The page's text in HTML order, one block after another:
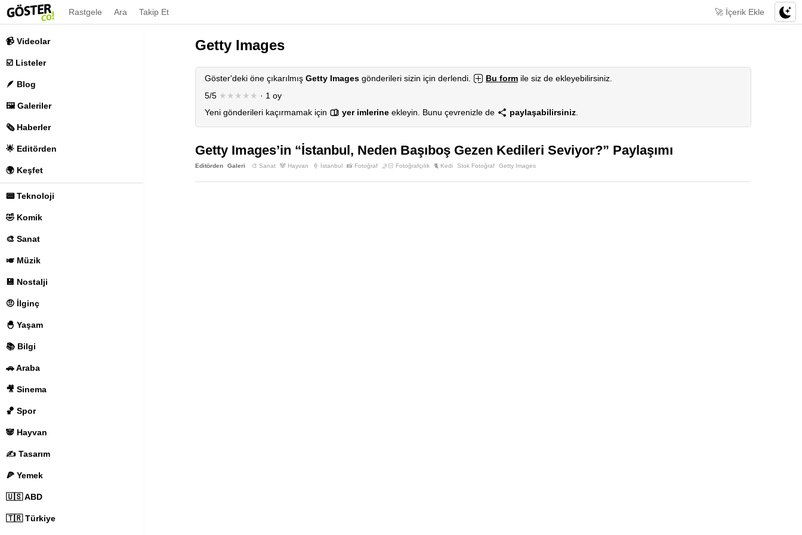
📹 Videolar
☑️ Listeler
🪶 Blog
🖼️ Galeriler
🗞️ Haberler
🌟 Editörden
🌍 Keşfet
📟 Teknoloji
🤣 Komik
🎨 Sanat
🎺 Müzik
💾 Nostalji
🤨 İlginç
🐣 Yaşam
📚 Bilgi
🚗 Araba
🎥 Sinema
🏀 Spor
🐼 Hayvan
✍️ Tasarım
🍕 Yemek
🇺🇸 ABD
🇹🇷 Türkiye
Rastgele Ara Takip Et 🚀 İçerik Ekle
Getty Images
Göster'deki öne çıkarılmış Getty Images gönderileri sizin için derlendi. Bu form ile siz de ekleyebilirsiniz.
5/5 ★★★★★ · 1 oy
Yeni gönderileri kaçırmamak için
yer imlerine ekleyin. Bunu çevrenizle de paylaşabilirsiniz
Getty Images’in “İstanbul, Neden Başıboş Gezen Kedileri Seviyor?” Paylaşımı
Editörden Galeri 🎨 Sanat 🐼 Hayvan 🍦 İstanbul 📸 Fotoğraf 🤳🏻 Fotoğrafçılık 🐈 Kedi Stok Fotoğraf Getty Images